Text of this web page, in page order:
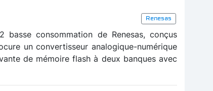
Renesas
basse consommation de Renesas, conçus
un convertisseur analogique-numérique
de mémoire flash à deux banques avec